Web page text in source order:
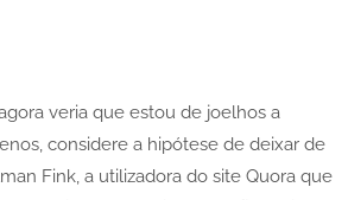
veria que estou de joelhos a
considere a hipótese de deixar de
Fink, a utilizadora do site Quora que